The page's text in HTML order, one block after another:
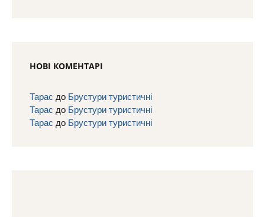
НОВІ КОМЕНТАРІ
Тарас до Брустури туристичні
Тарас до Брустури туристичні
Тарас до Брустури туристичні